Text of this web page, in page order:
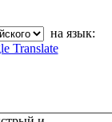
Translate